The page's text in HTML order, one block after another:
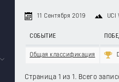
11 Сентября 2019 UCI
СОБЫТИЕ
Общая классификация
Страница 1 из 1. Всего